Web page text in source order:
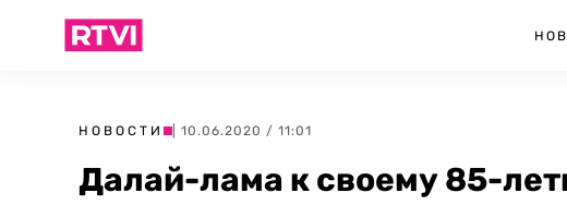
НОВОСТИ | 10.06.2020 / 11:01
Далай-лама к своему 85-